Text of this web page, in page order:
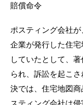
賠償命令
ポスティング会社
企業が発行した住
していたとして、
られ、訴訟を起こ
決では、住宅地図
スティング会社は